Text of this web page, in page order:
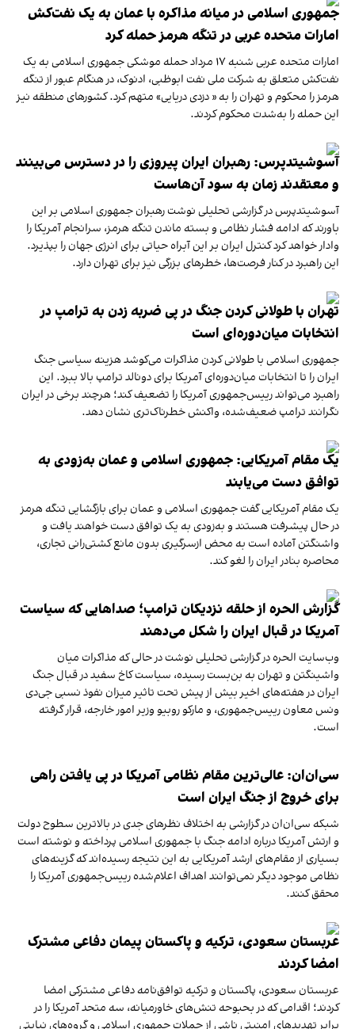
جمهوری اسلامی در میانه مذاکره با عمان به یک نفت‌کش
امارات متحده عربی در تنگه هرمز حمله کرد
امارات متحده عربی شنبه ۱۷ مرداد حمله موشکی جمهوری اسلامی به یک
نفت‌کش متعلق به شرکت ملی نفت ابوظبی، ادنوک، در هنگام عبور از تنگه
هرمز را محکوم و تهران را به « دزدی دریایی» متهم کرد. کشورهای منطقه نیز
این حمله را به‌شدت محکوم کردند.
آسوشیتدپرس: رهبران ایران پیروزی را در دسترس می‌بینند
و معتقدند زمان به سود آن‌هاست
آسوشیتدپرس در گزارشی تحلیلی نوشت رهبران جمهوری اسلامی بر این
باورند که ادامه فشار نظامی و بسته ماندن تنگه هرمز، سرانجام آمریکا را
وادار خواهد کرد کنترل ایران بر این آبراه حیاتی برای انرژی جهان را بپذیرد.
این راهبرد در کنار فرصت‌ها، خطرهای بزرگی نیز برای تهران دارد.
تهران با طولانی کردن جنگ در پی ضربه زدن به ترامپ در
انتخابات میان‌دوره‌ای است
جمهوری اسلامی با طولانی کردن مذاکرات می‌کوشد هزینه سیاسی جنگ
ایران را تا انتخابات میان‌دوره‌ای آمریکا برای دونالد ترامپ بالا ببرد. این
راهبرد می‌تواند رییس‌جمهوری آمریکا را تضعیف کند؛ هرچند برخی در ایران
نگرانند ترامپ ضعیف‌شده، واکنش خطرناک‌تری نشان دهد.
یک مقام آمریکایی: جمهوری اسلامی و عمان به‌زودی به
توافق دست می‌یابند
یک مقام آمریکایی گفت جمهوری اسلامی و عمان برای بازگشایی تنگه هرمز
در حال پیشرفت هستند و به‌زودی به یک توافق دست خواهند یافت و
واشنگتن آماده است به محض ازسرگیری بدون مانع کشتی‌رانی تجاری،
محاصره بنادر ایران را لغو کند.
گزارش الحره از حلقه نزدیکان ترامپ؛ صداهایی که سیاست
آمریکا در قبال ایران را شکل می‌دهند
وب‌سایت الحره در گزارشی تحلیلی نوشت در حالی که مذاکرات میان
واشینگتن و تهران به بن‌بست رسیده، سیاست کاخ سفید در قبال جنگ
ایران در هفته‌های اخیر بیش از پیش تحت تاثیر میزان نفوذ نسبی جی‌دی
ونس معاون رییس‌جمهوری، و مارکو روبیو وزیر امور خارجه، قرار گرفته
است.
سی‌ان‌ان: عالی‌ترین مقام نظامی آمریکا در پی یافتن راهی
برای خروج از جنگ ایران است
شبکه سی‌ان‌ان در گزارشی به اختلاف نظرهای جدی در بالاترین سطوح دولت
و ارتش آمریکا درباره ادامه جنگ با جمهوری اسلامی پرداخته و نوشته است
بسیاری از مقام‌های ارشد آمریکایی به این نتیجه رسیده‌اند که گزینه‌های
نظامی موجود دیگر نمی‌توانند اهداف اعلام‌شده رییس‌جمهوری آمریکا را
محقق کنند.
عربستان سعودی، ترکیه و پاکستان پیمان دفاعی مشترک
امضا کردند
عربستان سعودی، پاکستان و ترکیه توافق‌نامه دفاعی مشترکی امضا
کردند؛ اقدامی که در بحبوحه تنش‌های خاورمیانه، سه متحد آمریکا را در
برابر تهدیدهای امنیتی ناشی از حملات جمهوری اسلامی و گروه‌های نیابتی